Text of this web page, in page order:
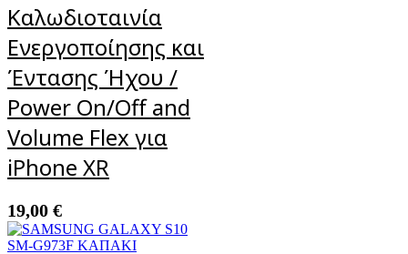
Καλωδιοταινία
Ενεργοποίησης και
Έντασης Ήχου /
Power On/Off and
Volume Flex για
iPhone XR
19,00 €